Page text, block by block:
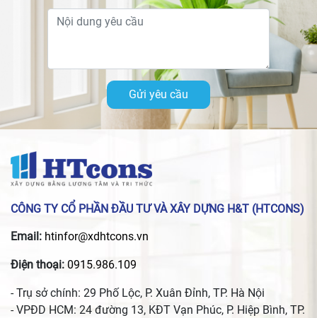
Gửi yêu cầu
CÔNG TY CỔ PHẦN ĐẦU TƯ VÀ XÂY DỰNG H&T (HTCONS)
Email: htinfor@xdhtcons.vn
Điện thoại: 0915.986.109
- Trụ sở chính: 29 Phố Lộc, P. Xuân Đỉnh, TP. Hà Nội
- VPĐD HCM: 24 đường 13, KĐT Vạn Phúc, P. Hiệp Bình, TP.